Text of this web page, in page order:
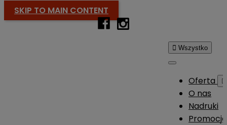
SKIP TO MAIN CONTENT
 Wszystko
Oferta 
O nas
Nadruki
Promocje